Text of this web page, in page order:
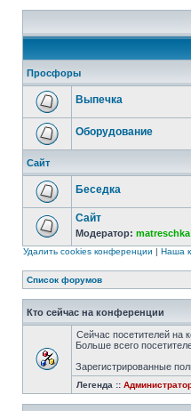
Просфоры
Выпечка
Оборудование
Сайт
Беседка
Сайт
Модератор: matreschka
Удалить cookies конференции | Наша
Список форумов
Кто сейчас на конференции
Сейчас посетителей на
Больше всего
Зарегистрированные
Легенда ::